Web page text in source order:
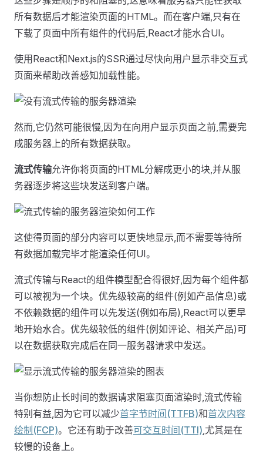
所有数据后才能渲染页面的HTML。而在客户端,只有在
下载了页面中所有组件的代码后,React才能水合UI。
使用React和Next.js的SSR通过尽快向用户显示非交互式
页面来帮助改善感知加载性能。
然而,它仍然可能很慢,因为在向用户显示页面之前,需要完
成服务器上的所有数据获取。
流式传输允许你将页面的HTML分解成更小的块,并从服
务器逐步将这些块发送到客户端。
这使得页面的部分内容可以更快地显示,而不需要等待所
有数据加载完毕才能渲染任何UI。
流式传输与React的组件模型配合得很好,因为每个组件都
可以被视为一个块。优先级较高的组件(例如产品信息)或
不依赖数据的组件可以先发送(例如布局),React可以更早
地开始水合。优先级较低的组件(例如评论、相关产品)可
以在数据获取完成后在同一服务器请求中发送。
当你想防止长时间的数据请求阻塞页面渲染时,流式传输
特别有益,因为它可以减少首字节时间(TTFB)和首次内容
绘制(FCP)。它还有助于改善可交互时间(TTI),尤其是在
较慢的设备上。